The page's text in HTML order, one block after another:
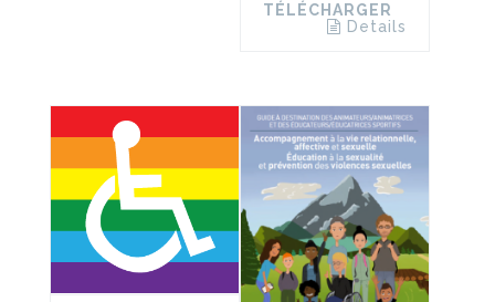
TÉLÉCHARGER
Details